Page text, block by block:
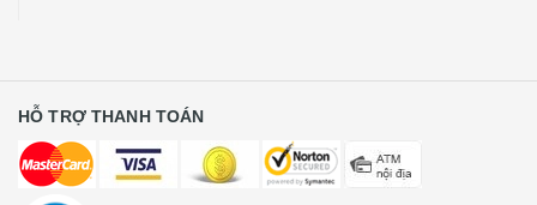
HỖ TRỢ THANH TOÁN